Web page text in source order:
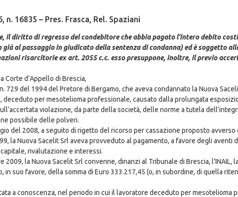
n. 16835 – Pres. Frasca, Rel. Spaziani
il diritto di regresso del condebitore che abbia pagato l’intero debito
al passaggio in giudicato della sentenza di condanna) ed è soggetto
risarcitorie ex art. 2055 c.c. esso presuppone, inoltre, il previo
Corte d’Appello di Brescia,
729 del 1994 del Pretore di Bergamo, che aveva condannato la Nuova
per mesotelioma professionale, causato dalla prolungata
violazione, da parte della società, delle norme a tutela
possibile delle polveri.
del 2008, a seguito di rigetto del ricorso per cassazione proposto avverso
la Nuova Sacelit Srl aveva provveduto al pagamento, a favore degli
rivalutazione e interessi.
la Nuova Sacelit Srl convenne, dinanzi al Tribunale di Brescia,
in suo favore, della somma di Euro 333.217,45 (o, in subordine, di quella
a conoscenza, nel periodo in cui il lavoratore deceduto per